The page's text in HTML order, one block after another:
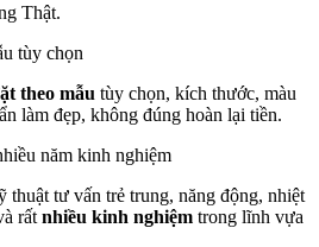
Thật.
theo mẫu tùy chọn, kích thước, màu
làm đẹp, không đúng hoàn lại tiền.
tư vấn trẻ trung, năng động, nhiệt
rất nhiều kinh nghiệm trong lĩnh vựa